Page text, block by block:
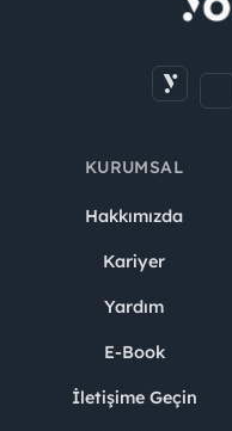
KURUMSAL
Hakkımızda
Kariyer
Yardım
E-Book
İletişime Geçin